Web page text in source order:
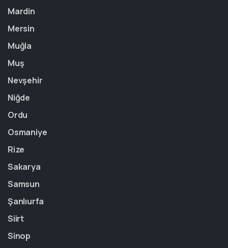
Mardin
Mersin
Muğla
Muş
Nevşehir
Niğde
Ordu
Osmaniye
Rize
Sakarya
Samsun
Şanlıurfa
Siirt
Sinop